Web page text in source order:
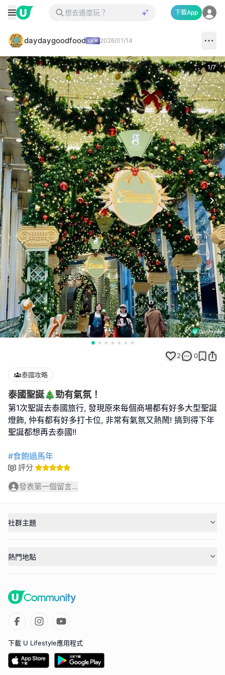
下載App
daydaygoodfood 2026/01/14
1/7
2 0
泰國攻略
泰國聖誕🎄勁有氣氛！
第1次聖誕去泰國旅行, 發現原來每個商場都有好多大型聖誕
燈飾, 仲有都有好多打卡位, 非常有氣氛又熱鬧! 搞到得下年
聖誕都想再去泰國!!
#食飽過馬年
評分
發表第一個留言...
社群主題
熱門地點
下載 U Lifestyle應用程式